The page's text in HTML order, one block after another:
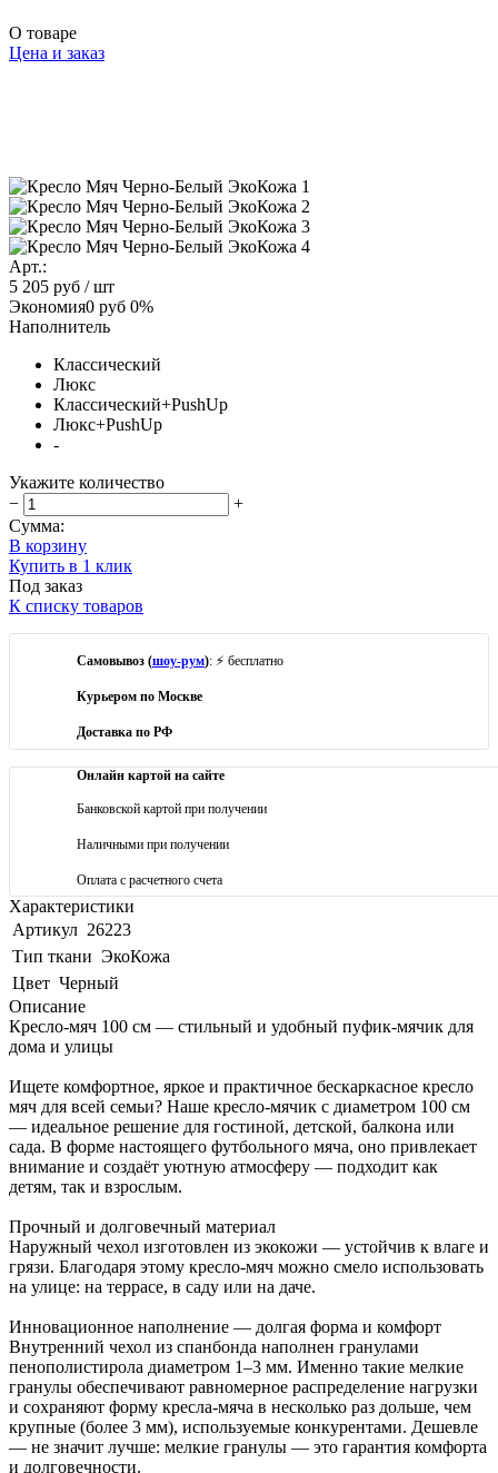
О товаре
Цена и заказ
Арт.:
5 205 руб / шт
Экономия0 руб 0%
Наполнитель
Классический
Люкс
Классический+PushUp
Люкс+PushUp
-
Укажите количество
−
+
Сумма:
В корзину
Купить в 1 клик
Под заказ
К списку товаров
Самовывоз (шоу-рум): ⚡ бесплатно
Курьером по Москве
Доставка по РФ
Онлайн картой на сайте
Банковской картой при получении
Наличными при получении
Оплата с расчетного счета
Характеристики
Артикул 26223
Тип ткани ЭкоКожа
Цвет Черный
Описание
Кресло-мяч 100 см — стильный и удобный пуфик-мячик для
дома и улицы
Ищете комфортное, яркое и практичное бескаркасное кресло
мяч для всей семьи? Наше кресло-мячик с диаметром 100 см
— идеальное решение для гостиной, детской, балкона или
сада. В форме настоящего футбольного мяча, оно привлекает
внимание и создаёт уютную атмосферу — подходит как
детям, так и взрослым.
Прочный и долговечный материал
Наружный чехол изготовлен из экокожи — устойчив к влаге и
грязи. Благодаря этому кресло-мяч можно смело использовать
на улице: на террасе, в саду или на даче.
Инновационное наполнение — долгая форма и комфорт
Внутренний чехол из спанбонда наполнен гранулами
пенополистирола диаметром 1–3 мм. Именно такие мелкие
гранулы обеспечивают равномерное распределение нагрузки
и сохраняют форму кресла-мяча в несколько раз дольше, чем
крупные (более 3 мм), используемые конкурентами. Дешевле
— не значит лучше: мелкие гранулы — это гарантия комфорта
и долговечности.